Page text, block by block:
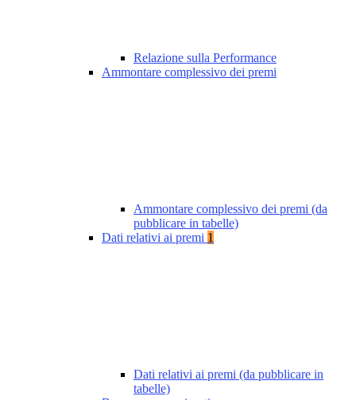
Relazione sulla Performance
Ammontare complessivo dei premi
Ammontare complessivo dei premi (da
pubblicare in tabelle)
Dati relativi ai premi 1
Dati relativi ai premi (da pubblicare in
tabelle)